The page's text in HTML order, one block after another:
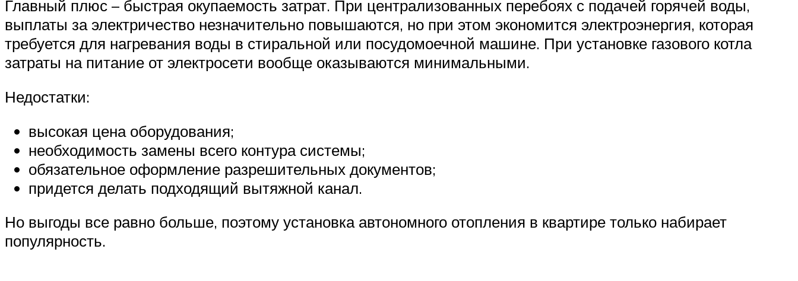
Главный плюс – быстрая окупаемость затрат. При централизованных перебоях с подачей горячей воды,
выплаты за электричество незначительно повышаются, но при этом экономится электроэнергия, которая
требуется для нагревания воды в стиральной или посудомоечной машине. При установке газового котла
затраты на питание от электросети вообще оказываются минимальными.
Недостатки:
высокая цена оборудования;
необходимость замены всего контура системы;
обязательное оформление разрешительных документов;
придется делать подходящий вытяжной канал.
Но выгоды все равно больше, поэтому установка автономного отопления в квартире только набирает
популярность.